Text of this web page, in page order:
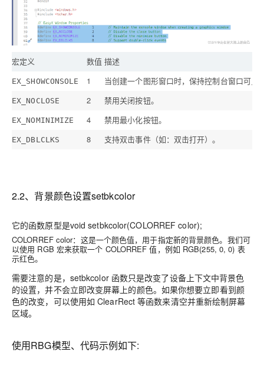
宏定义 数值 描述
EX_SHOWCONSOLE 1 当创建一个图形窗口时，保持控制台窗口可见
EX_NOCLOSE 2 禁用关闭按钮。
EX_NOMINIMIZE 4 禁用最小化按钮。
EX_DBLCLKS 8 支持双击事件（如：双击打开）。
2.2、背景颜色设置setbkcolor
它的函数原型是void setbkcolor(COLORREF color);
COLORREF color：这是一个颜色值，用于指定新的背景颜色。我们可
以使用 RGB 宏来获取一个 COLORREF 值，例如 RGB(255, 0, 0) 表
示红色。
需要注意的是，setbkcolor 函数只是改变了设备上下文中背景色
的设置，并不会立即改变屏幕上的颜色。如果你想要立即看到颜
色的改变，可以使用如 ClearRect 等函数来清空并重新绘制屏幕
区域。
使用RBG模型、代码示例如下: